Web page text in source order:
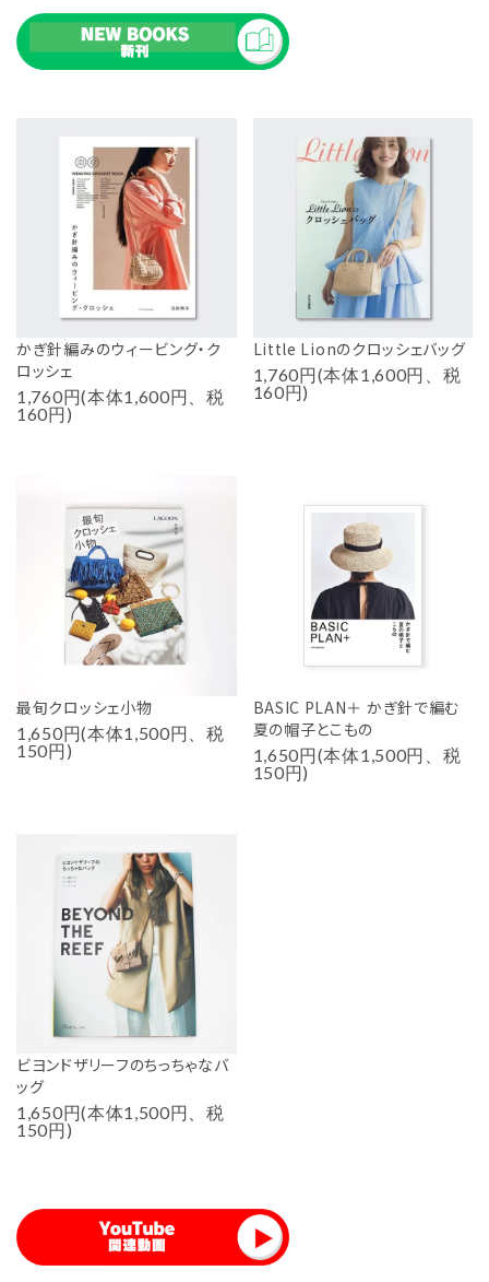
かぎ針編みのウィービング・ク
ロッシェ
1,760円(本体1,600円、税
160円)
Little Lionのクロッシェバッグ
1,760円(本体1,600円、税
160円)
最旬クロッシェ小物
1,650円(本体1,500円、税
150円)
BASIC PLAN＋ かぎ針で編む
夏の帽子とこもの
1,650円(本体1,500円、税
150円)
ビヨンドザリーフのちっちゃなバ
ッグ
1,650円(本体1,500円、税
150円)